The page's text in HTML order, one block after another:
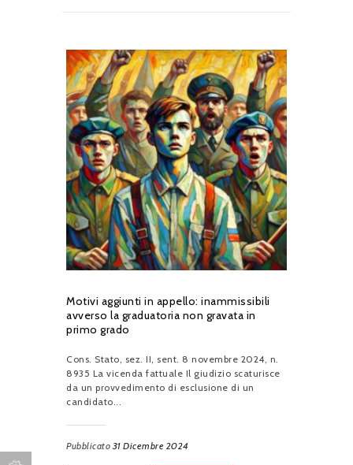
Motivi aggiunti in appello: inammissibili
avverso la graduatoria non gravata in
primo grado
Cons. Stato, sez. II, sent. 8 novembre 2024, n.
8935 La vicenda fattuale Il giudizio scaturisce
da un provvedimento di esclusione di un
candidato...
Pubblicato31 Dicembre 2024